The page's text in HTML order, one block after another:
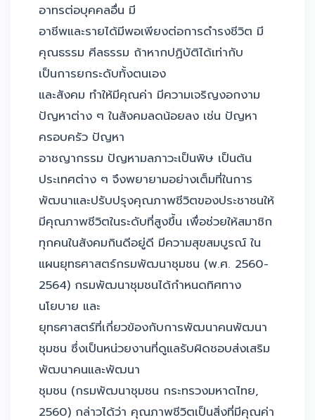
อาทรต่อบุคคลอื่น มี
อาชีพและรายได้มีพอเพียงต่อการดำรงชีวิต มี
คุณธรรม ศีลธรรม ถ้าหากปฏิบัติได้เท่ากับ
เป็นการยกระดับทั้งตนเอง
และสังคม ทำให้มีคุณค่า มีความเจริญงอกงาม
ปัญหาต่าง ๆ ในสังคมลดน้อยลง เช่น ปัญหา
ครอบครัว ปัญหา
อาชญากรรม ปัญหามลภาวะเป็นพิษ เป็นต้น
ประเทศต่าง ๆ จึงพยายามอย่างเต็มที่ในการ
พัฒนาและปรับปรุงคุณภาพชีวิตของประชาชนให้
มีคุณภาพชีวิตในระดับที่สูงขึ้น เพื่อช่วยให้สมาชิก
ทุกคนในสังคมกินดีอยู่ดี มีความสุขสมบูรณ์ ใน
แผนยุทธศาสตร์กรมพัฒนาชุมชน (พ.ศ. 2560-
2564) กรมพัฒนาชุมชนได้กำหนดทิศทาง
นโยบาย และ
ยุทธศาสตร์ที่เกี่ยวข้องกับการพัฒนาคนพัฒนา
ชุมชน ซึ่งเป็นหน่วยงานที่ดูแลรับผิดชอบส่งเสริม
พัฒนาคนและพัฒนา
ชุมชน (กรมพัฒนาชุมชน กระทรวงมหาดไทย,
2560) กล่าวได้ว่า คุณภาพชีวิตเป็นสิ่งที่มีคุณค่า